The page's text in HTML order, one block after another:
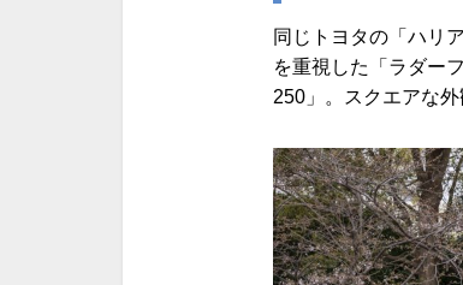
同じトヨタの「ハリ
を重視した「ラダー
250」。スクエアな